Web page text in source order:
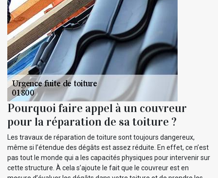
Pourquoi faire appel à un couvreur
pour la réparation de sa toiture ?
Les travaux de réparation de toiture sont toujours dangereux,
même si l’étendue des dégâts est assez réduite. En effet, ce n’est
pas tout le monde qui a les capacités physiques pour intervenir sur
cette structure. À cela s’ajoute le fait que le couvreur est en